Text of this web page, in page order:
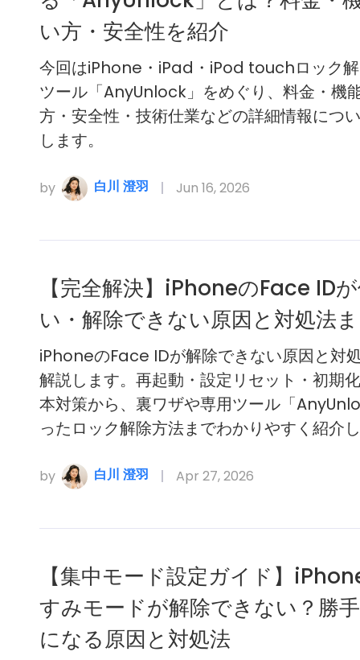
い方・安全性を紹介
今回はiPhone・iPad・iPod touchロック
ツール「AnyUnlock」をめぐり、料金・機
方・安全性・技術仕業などの詳細情報につ
します。
by 白川 澄羽 Jun 16, 2026
【完全解決】iPhoneのFace ID
い・解除できない原因と対処法
iPhoneのFace IDが解除できない原因と対
解説します。再起動・設定リセット・初期
本対策から、裏ワザや専用ツール「
ったロック解除方法までわかりやすく紹介
by 白川 澄羽 Apr 27, 2026
【集中モード設定ガイド】
すみモードが解除できない？勝
になる原因と対処法